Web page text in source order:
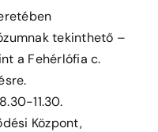
tekinthető –
a Fehérlófia c.
11.30.
Központ,